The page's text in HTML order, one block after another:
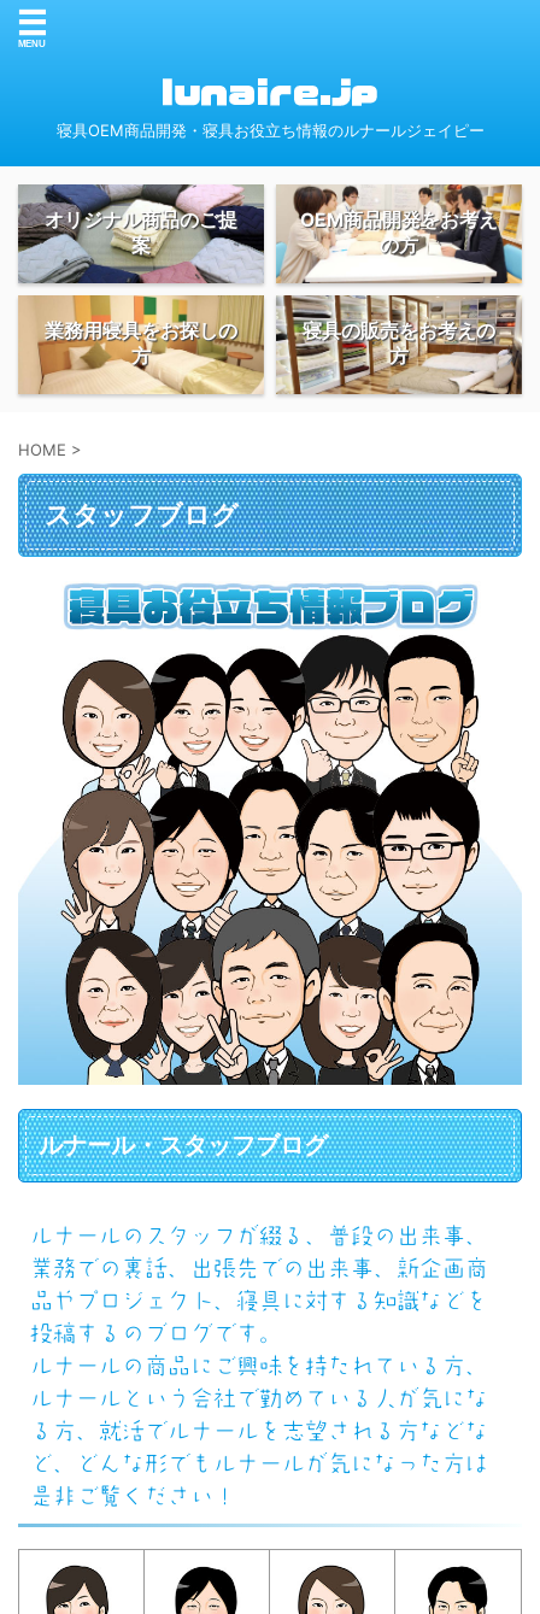
寝具OEM商品開発・寝具お役立ち情報のルナールジェイピー
オリジナル商品のご提
案
OEM商品開発をお考え
の方
業務用寝具をお探しの
方
寝具の販売をお考えの
方
HOME >
スタッフブログ
ルナール・スタッフブログ
ルナールのスタッフが綴る、普段の出来事、
業務での裏話、出張先での出来事、新企画商
品やプロジェクト、寝具に対する知識などを
投稿するのブログです。
ルナールの商品にご興味を持たれている方、
ルナールという会社で勤めている人が気にな
る方、就活でルナールを志望される方などな
ど、どんな形でもルナールが気になった方は
是非ご覧ください！